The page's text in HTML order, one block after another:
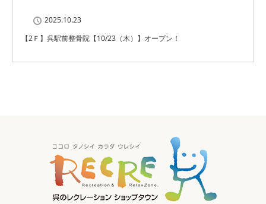
2025.10.23
【2Ｆ】呉駅前整骨院【10/23（木）】オープン！